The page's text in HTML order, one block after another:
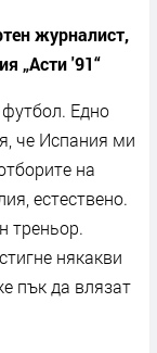
журналист,
„Асти '91“
Едно
че Испания ми
на
естествено.
треньор.
някакви
пък да влязат